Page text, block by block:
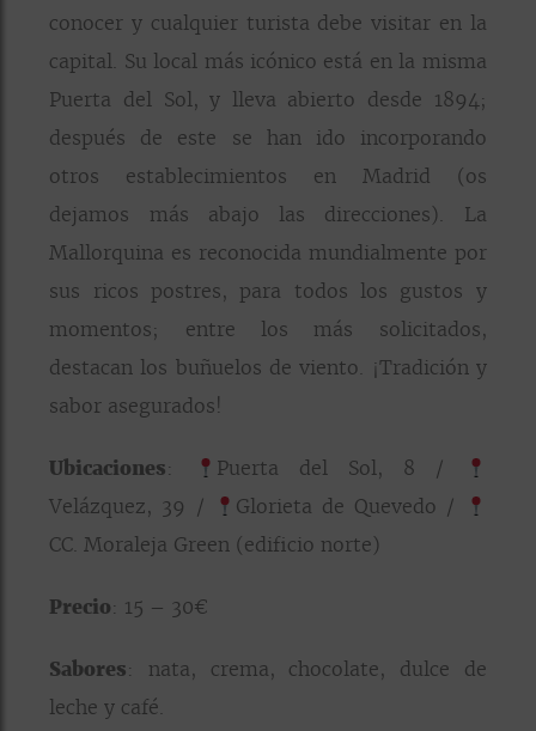
conocer y cualquier turista debe visitar en la
capital. Su local más icónico está en la misma
Puerta del Sol, y lleva abierto desde 1894;
después de este se han ido incorporando
otros establecimientos en Madrid (os
dejamos más abajo las direcciones). La
Mallorquina es reconocida mundialmente por
sus ricos postres, para todos los gustos y
momentos; entre los más solicitados,
destacan los buñuelos de viento. ¡Tradición y
sabor asegurados!
Ubicaciones:
Puerta del Sol, 8 /
Velázquez, 39 /
Glorieta de Quevedo /
CC. Moraleja Green (edificio norte)
Precio: 15 – 30€
Sabores: nata, crema, chocolate, dulce de
leche y café.